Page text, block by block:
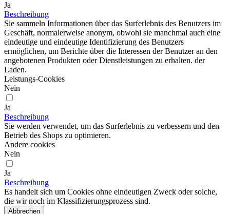
Ja
Beschreibung
Sie sammeln Informationen über das Surferlebnis des Benutzers im
Geschäft, normalerweise anonym, obwohl sie manchmal auch eine
eindeutige und eindeutige Identifizierung des Benutzers
ermöglichen, um Berichte über die Interessen der Benutzer an den
angebotenen Produkten oder Dienstleistungen zu erhalten. der
Laden.
Leistungs-Cookies
Nein
Ja
Beschreibung
Sie werden verwendet, um das Surferlebnis zu verbessern und den
Betrieb des Shops zu optimieren.
Andere cookies
Nein
Ja
Beschreibung
Es handelt sich um Cookies ohne eindeutigen Zweck oder solche,
die wir noch im Klassifizierungsprozess sind.
Abbrechen